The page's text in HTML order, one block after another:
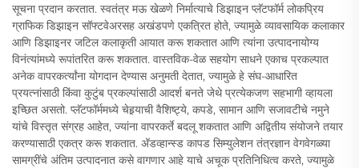
सूचना प्रदान करतात. स्वतंत्र मऊ खेळणे निर्मात्याचे डिझाइन प्लॅटफॉर्म लोकप्रिय
ग्राफिक डिझाइन सॉफ्टवेअरसह अखंडपणे एकत्रित होते, ज्यामुळे व्यावसायिक कलाकार
आणि डिझाइनर जटिल कलाकृती आयात करू शकतात आणि त्यांना उत्पादनायोग्य
विनंत्यांमध्ये रूपांतरित करू शकतात. वास्तविक-वेळ सहयोग साधने एकाच प्रकल्पात
अनेक वापरकर्त्यांना योगदान देण्यास अनुमती देतात, ज्यामुळे हे संघ-आधारित
प्रयत्नांसाठी किंवा कुटुंब प्रकल्पांसाठी आदर्श बनते जेथे प्रत्येकजण सहभागी व्हायला
इच्छित असतो. प्लॅटफॉर्ममध्ये चेहर्‍याची वैशिष्ट्ये, कपडे, सामान आणि सजावटीचे नमुने
यांचे विस्तृत संग्रह आहेत, ज्यांना वापरकर्ते बदलू शकतात आणि अद्वितीय संयोजने तयार
करण्यासाठी एकत्र करू शकतात. अ‍ॅडव्हान्स्ड कापड सिम्युलेशन तंत्रज्ञान वेगवेगळ्या
सामग्रींचे अंतिम उत्पादनात कसे वागणार आहे याचे अचूक प्रतिनिधित्व करते, ज्यामुळे